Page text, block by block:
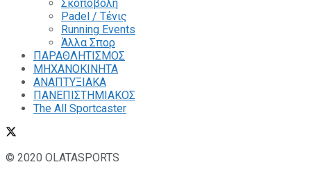
Σκοποβολή
Padel / Τένις
Running Events
Άλλα Σπορ
ΠΑΡΑΘΛΗΤΙΣΜΟΣ
ΜΗΧΑΝΟΚΙΝΗΤΑ
ΑΝΑΠΤΥΞΙΑΚΑ
ΠΑΝΕΠΙΣΤΗΜΙΑΚΟΣ
The All Sportcaster
© 2020 OLATASPORTS